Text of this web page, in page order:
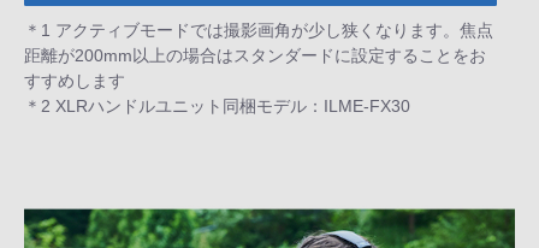
＊1 アクティブモードでは撮影画角が少し狭くなります。焦点
距離が200mm以上の場合はスタンダードに設定することをお
すすめします
＊2 XLRハンドルユニット同梱モデル：ILME-FX30